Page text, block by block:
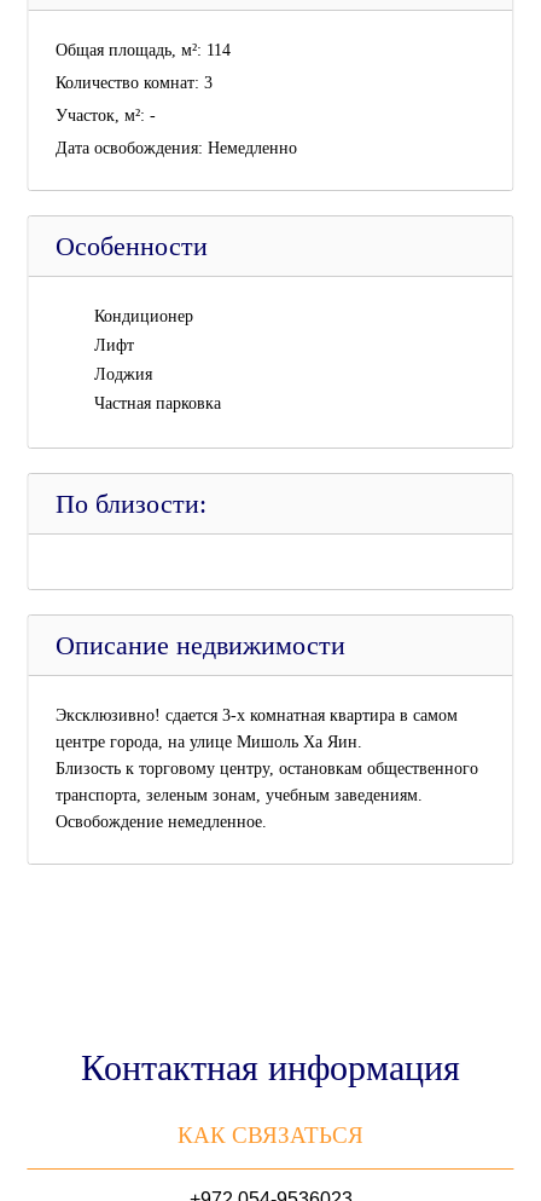
Общая площадь, м²: 114
Количество комнат: 3
Участок, м²: -
Дата освобождения: Немедленно
Особенности
Кондиционер
Лифт
Лоджия
Частная парковка
По близости:
Описание недвижимости
Эксклюзивно! сдается 3-х комнатная квартира в самом
центре города, на улице Мишоль Ха Яин.
Близость к торговому центру, остановкам общественного
транспорта, зеленым зонам, учебным заведениям.
Освобождение немедленное.
Контактная информация
КАК СВЯЗАТЬСЯ